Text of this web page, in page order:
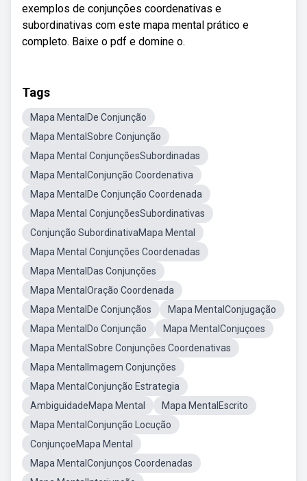
exemplos de conjunções coordenativas e
subordinativas com este mapa mental prático e
completo. Baixe o pdf e domine o.
Tags
Mapa MentalDe Conjunção
Mapa MentalSobre Conjunção
Mapa Mental ConjunçõesSubordinadas
Mapa MentalConjunção Coordenativa
Mapa MentalDe Conjunção Coordenada
Mapa Mental ConjunçõesSubordinativas
Conjunção SubordinativaMapa Mental
Mapa Mental Conjunções Coordenadas
Mapa MentalDas Conjunções
Mapa MentalOração Coordenada
Mapa MentalDe Conjunçãos
Mapa MentalConjugação
Mapa MentalDo Conjunção
Mapa MentalConjuçoes
Mapa MentalSobre Conjunções Coordenativas
Mapa MentalImagem Conjunções
Mapa MentalConjunção Estrategia
AmbiguidadeMapa Mental
Mapa MentalEscrito
Mapa MentalConjunção Locução
ConjunçoeMapa Mental
Mapa MentalConjunços Coordenadas